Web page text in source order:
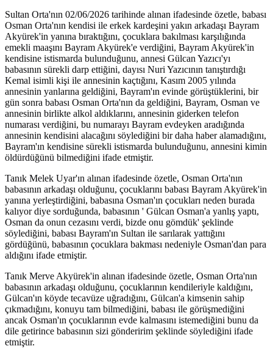
Sultan Orta'nın 02/06/2026 tarihinde alınan ifadesinde özetle, babası
Osman Orta'nın kendisi ile erkek kardeşini yakın arkadaşı Bayram
Akyürek'in yanına bıraktığını, çocuklara bakılması karşılığında
emekli maaşını Bayram Akyürek'e verdiğini, Bayram Akyürek'in
kendisine istismarda bulunduğunu, annesi Gülcan Yazıcı'yı
babasının sürekli darp ettiğini, dayısı Nuri Yazıcının tanıştırdığı
Kemal isimli kişi ile annesinin kaçtığını, Kasım 2005 yılında
annesinin yanlarına geldiğini, Bayram'ın evinde görüştüklerini, bir
gün sonra babası Osman Orta'nın da geldiğini, Bayram, Osman ve
annesinin birlikte alkol aldıklarını, annesinin giderken telefon
numarası verdiğini, bu numarayı Bayram evdeyken aradığında
annesinin kendisini alacağını söylediğini bir daha haber alamadığını,
Bayram'ın kendisine sürekli istismarda bulunduğunu, annesini kimin
öldürdüğünü bilmediğini ifade etmiştir.
Tanık Melek Uyar'ın alınan ifadesinde özetle, Osman Orta'nın
babasının arkadaşı olduğunu, çocuklarını babası Bayram Akyürek'in
yanına yerleştirdiğini, babasına Osman'ın çocukları neden burada
kalıyor diye sorduğunda, babasının ' Gülcan Osman'a yanlış yaptı,
Osman da onun cezasını verdi, bizde onu gömdük' şeklinde
söylediğini, babası Bayram'ın Sultan ile sarılarak yattığını
gördüğünü, babasının çocuklara bakması nedeniyle Osman'dan para
aldığını ifade etmiştir.
Tanık Merve Akyürek'in alınan ifadesinde özetle, Osman Orta'nın
babasının arkadaşı olduğunu, çocuklarının kendileriyle kaldığını,
Gülcan'ın köyde tecavüze uğradığını, Gülcan'a kimsenin sahip
çıkmadığını, konuyu tam bilmediğini, babası ile görüşmediğini
ancak Osman'ın çocuklarının evde kalmasını istemediğini bunu da
dile getirince babasının sizi gönderirim şeklinde söylediğini ifade
etmiştir.